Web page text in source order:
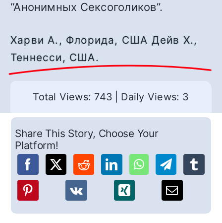
“Анонимных Сексоголиков”.
Харви А., Флорида, США Дейв Х.,
Теннесси, США.
Total Views: 743 Daily Views: 3
Share This Story, Choose Your
Platform!